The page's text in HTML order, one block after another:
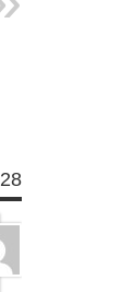
28 תגובות